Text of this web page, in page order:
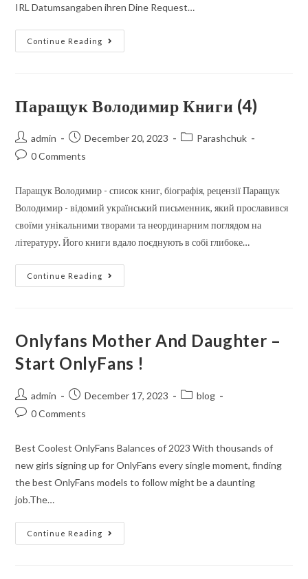
IRL Datumsangaben ihren Dine Request…
Continue Reading
Паращук Володимир Книги (4)
admin December 20, 2023
Parashchuk
0 Comments
Паращук Володимир - список книг, біографія, рецензії Паращук
Володимир - відомий український письменник, який прославився
своїми унікальними творами та неординарним поглядом на
літературу. Його книги вдало поєднують в собі глибоке…
Continue Reading
Onlyfans Mother And Daughter –
Start OnlyFans !
admin December 17, 2023
blog
0 Comments
Best Coolest OnlyFans Balances of 2023 With thousands of
new girls signing up for OnlyFans every single moment, finding
the best OnlyFans models to follow might be a daunting
job.The…
Continue Reading